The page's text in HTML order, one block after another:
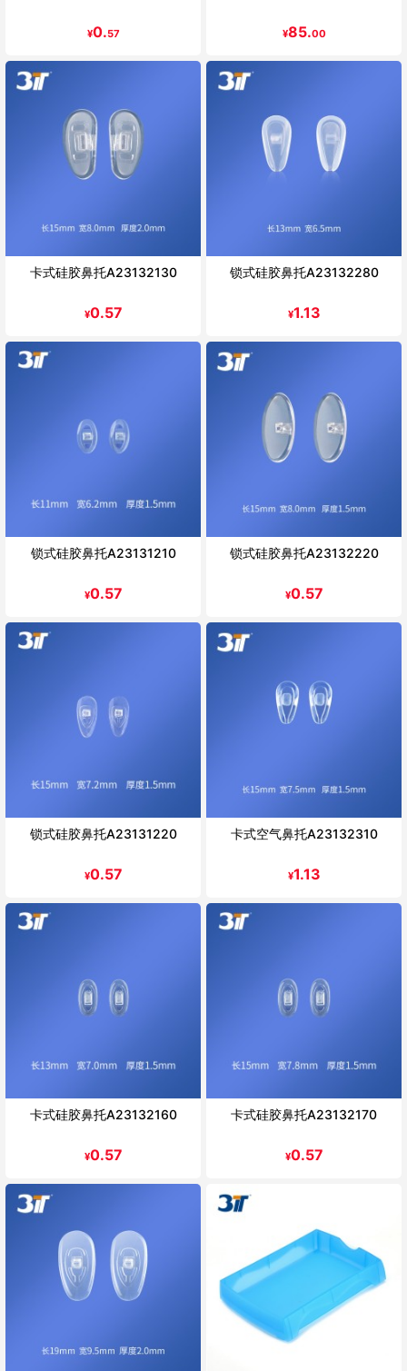
¥0.57 ¥85.00
卡式硅胶鼻托A23132130
¥0.57
锁式硅胶鼻托A23132280
¥1.13
锁式硅胶鼻托A23131210
¥0.57
锁式硅胶鼻托A23132220
¥0.57
锁式硅胶鼻托A23131220
¥0.57
卡式空气鼻托A23132310
¥1.13
卡式硅胶鼻托A23132160
¥0.57
卡式硅胶鼻托A23132170
¥0.57